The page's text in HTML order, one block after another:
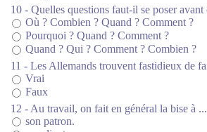
10 - Quelles questions faut-il se poser avant
Où ? Combien ? Quand ? Comment ?
Pourquoi ? Quand ? Comment ?
Quand ? Qui ? Comment ? Combien ?
11 - Les Allemands trouvent fastidieux de
Vrai
Faux
12 - Au travail, on fait en général la bise à ...
son patron.